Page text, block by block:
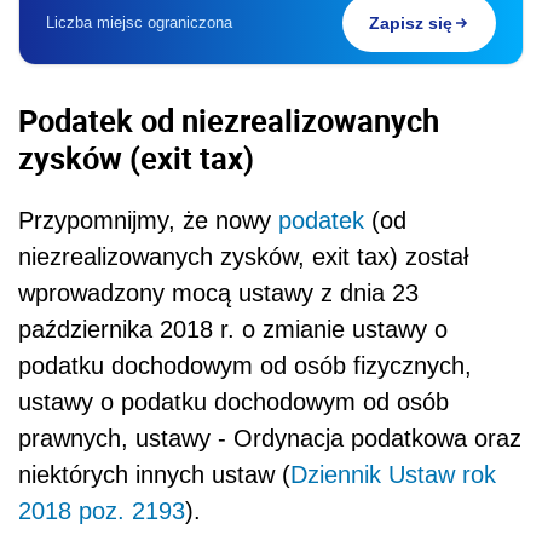
Liczba miejsc ograniczona Zapisz się
Podatek od niezrealizowanych
zysków (exit tax)
Przypomnijmy, że nowy podatek (od
niezrealizowanych zysków, exit tax) został
wprowadzony mocą ustawy z dnia 23
października 2018 r. o zmianie ustawy o
podatku dochodowym od osób fizycznych,
ustawy o podatku dochodowym od osób
prawnych, ustawy - Ordynacja podatkowa oraz
niektórych innych ustaw (Dziennik Ustaw rok
2018 poz. 2193).